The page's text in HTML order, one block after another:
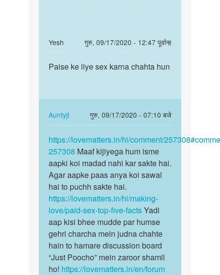
Yesh
गुरु, 09/17/2020 - 12:47 पूर्वान्ह
reply
to
karna
h
by
Himanshu
panchal
Paise
sex
karna…
Paise ke liye sex karna chahta hun
Auntyji
गुरु, 09/17/2020 - 07:10 बजे
In
reply
to
Paise
ke
liye
sex
karna…
by
Yesh
https://lovematters.in/hi…
https://lovematters.in/hi/comment/
257308 Maaf kijiyega hum isme
aapki koi madad nahi kar sakte hai.
Agar aapke paas anya koi sawal
hai to puchh sakte hai.
https://lovematters.in/hi/making-
love/paid-sex-top-five-factsYadi
aap kisi bhee mudde par humse
gehri charcha mein judna chahte
hain to hamare discussion board
“Just Poocho” mein zaroor shamil
ho! https://lovematters.in/en/forum